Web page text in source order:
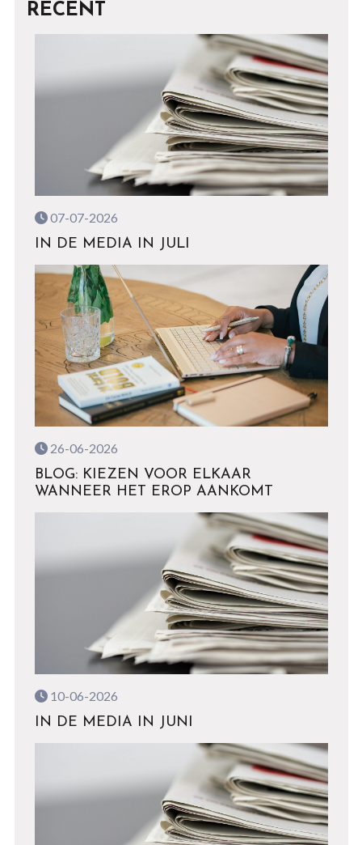
RECENT
07-07-2026
IN DE MEDIA IN JULI
26-06-2026
BLOG: KIEZEN VOOR ELKAAR
WANNEER HET EROP AANKOMT
10-06-2026
IN DE MEDIA IN JUNI